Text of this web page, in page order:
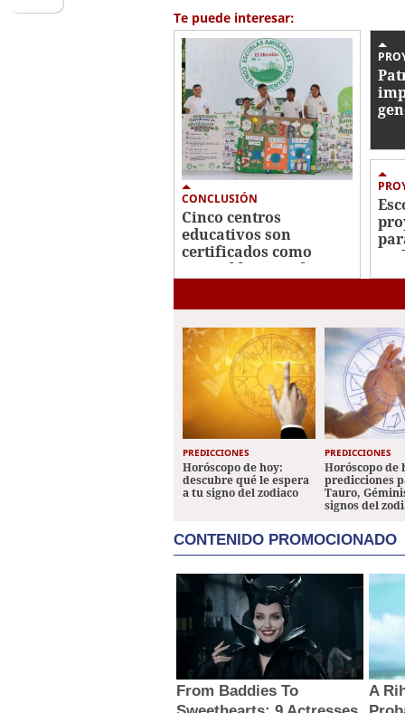
1
minute,
19
seconds
Volume
0%
Te puede interesar:
CONCLUSIÓN
Cinco centros
educativos son
certificados como
Amigables con el
PREDICCIONES
Horóscopo de hoy:
descubre qué le espera
a tu signo del zodiaco
PREDICCIONES
Horóscopo de
predicciones
Tauro,
signos del
CONTENIDO PROMOCIONADO
From Baddies To
A